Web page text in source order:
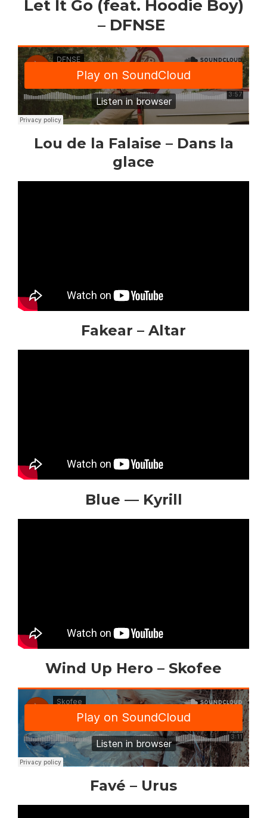
Let It Go (feat. Hoodie Boy)
– DFNSE
Lou de la Falaise – Dans la
glace
Fakear – Altar
Blue — Kyrill
Wind Up Hero – Skofee
Favé – Urus